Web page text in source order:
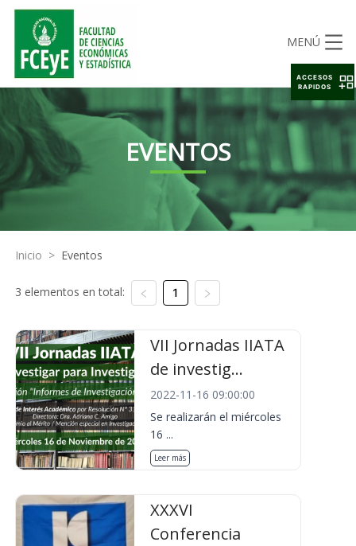
MENÚ
EVENTOS
Inicio > Eventos
3 elementos en total: 1
VII Jornadas IIATA
de investig...
2022-11-16 09:00:00
Se realizarán el miércoles
16 ...
Leer más
XXXVI
Conferencia
ACCESOS
RAPIDOS